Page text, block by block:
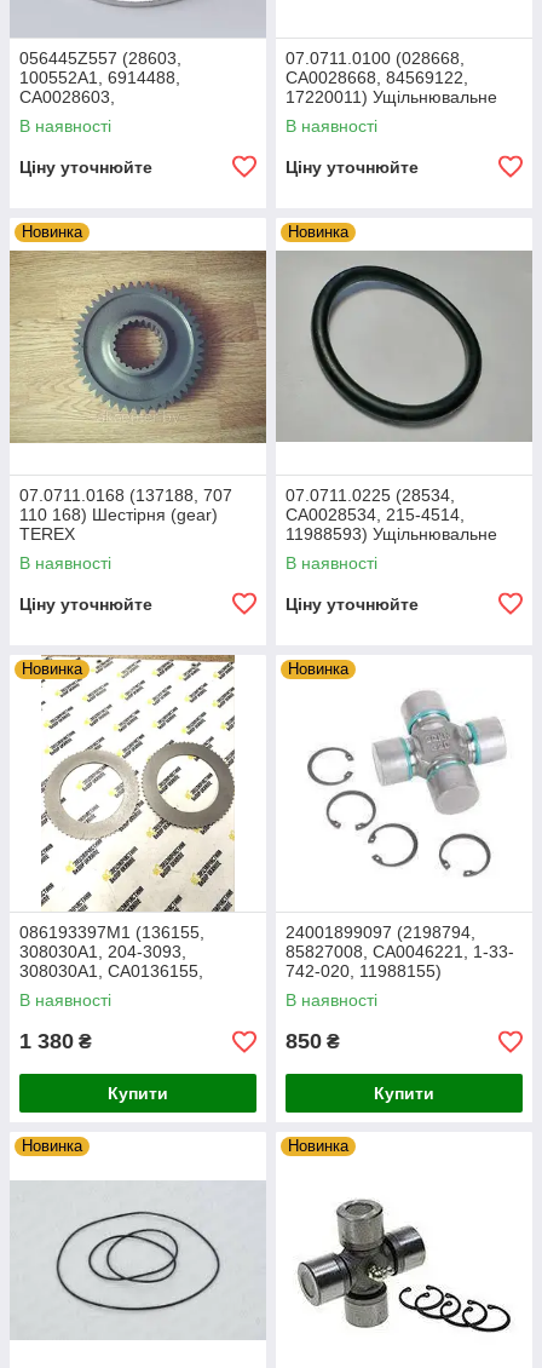
056445Z557 (28603,
100552A1, 6914488,
CA0028603,
51335943,3260070,11709491)
Ущільнювальне кільце
В наявності
Ціну уточнюйте
07.0711.0100 (028668,
CA0028668, 84569122,
17220011) Ущільнювальне
кільце TEREX
В наявності
Ціну уточнюйте
Новинка
07.0711.0168 (137188, 707
110 168) Шестірня (gear)
TEREX
В наявності
Ціну уточнюйте
Новинка
07.0711.0225 (28534,
CA0028534, 215-4514,
11988593) Ущільнювальне
кільце TEREX
В наявності
Ціну уточнюйте
Новинка
086193397M1 (136155,
308030A1, 204-3093,
308030A1, CA0136155,
11709333, VOE11709333)
Гальмівний диск TEREX
В наявності
1 380 ₴
Купити
Новинка
24001899097 (2198794,
85827008, CA0046221, 1-33-
742-020, 11988155)
Хрестовина TEREX
В наявності
850 ₴
Купити
Новинка Новинка